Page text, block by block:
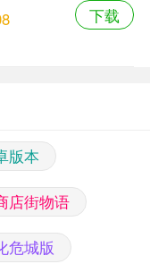
下载
版本
店街物语
危城版